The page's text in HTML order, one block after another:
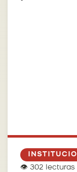
👁️ 302 lecturas